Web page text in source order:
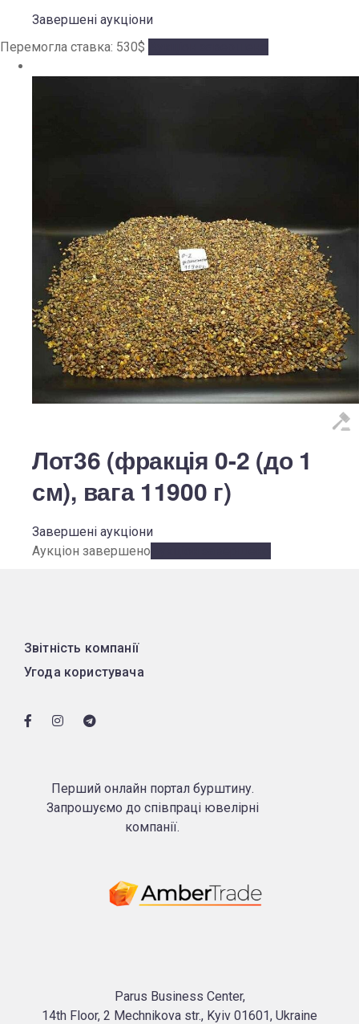
Завершені аукціони
Перемогла ставка: 530$
Лот36 (фракція 0-2 (до 1
см), вага 11900 г)
Завершені аукціони
Аукціон завершено
Звітність компанії
Угода користувача
Перший онлайн портал бурштину.
Запрошуємо до співпраці ювелірні
компанії.
Parus Business Center,
14th Floor, 2 Mechnikova str., Kyiv 01601, Ukraine